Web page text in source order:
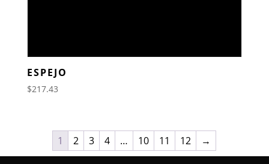
ESPEJO
$217.43
1 2 3 4 … 10 11 12 →